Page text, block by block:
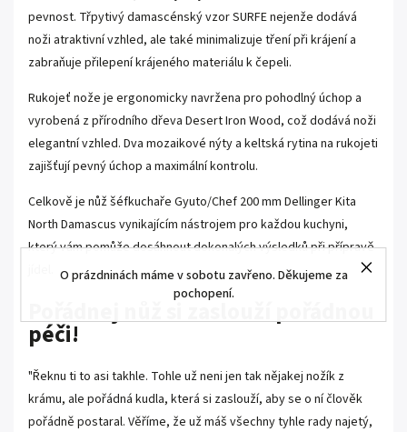
O prázdninách máme v sobotu zavřeno. Děkujeme za
pochopení.
pevnost. Třpytivý damascénský vzor SURFE nejenže dodává
noži atraktivní vzhled, ale také minimalizuje tření při krájení a
zabraňuje přilepení krájeného materiálu k čepeli.
Rukojeť nože je ergonomicky navržena pro pohodlný úchop a
vyrobená z přírodního dřeva Desert Iron Wood, což dodává noži
elegantní vzhled. Dva mozaikové nýty a keltská rytina na rukojeti
zajišťují pevný úchop a maximální kontrolu.
Celkově je nůž šéfkuchaře Gyuto/Chef 200 mm Dellinger Kita
North Damascus vynikajícím nástrojem pro každou kuchyni,
který vám pomůže dosáhnout dokonalých výsledků při přípravě
péči!
"Řeknu ti to asi takhle. Tohle už neni jen tak nějakej nožík z
krámu, ale pořádná kudla, která si zaslouží, aby se o ní člověk
pořádně postaral. Věříme, že už máš všechny tyhle rady najetý,